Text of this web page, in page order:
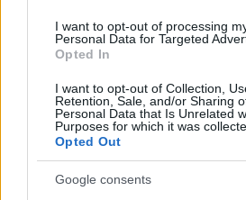
I want to opt-out of processing
Personal Data for Targeted
Opted In
I want to opt-out of Collection,
Retention, Sale, and/or Sharing
Personal Data that Is Unrelated
Purposes for which it was
Opted Out
Google consents
Hódmezővásárhely iskolaépítés